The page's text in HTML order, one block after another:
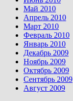
Май 2010
Апрель 2010
Март 2010
Февраль 2010
Январь 2010
Декабрь 2009
Ноябрь 2009
Октябрь 2009
Сентябрь 2009
Август 2009